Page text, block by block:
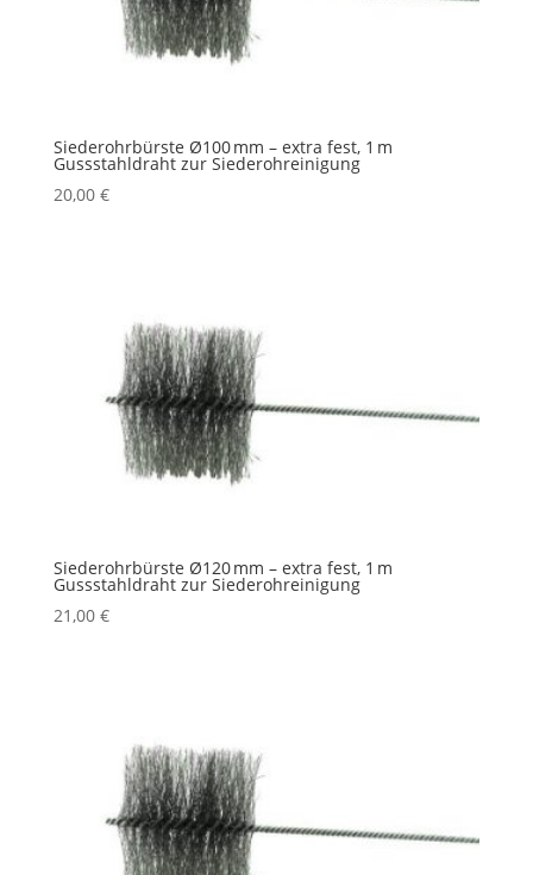
Siederohrbürste Ø100 mm – extra fest, 1 m
Gussstahldraht zur Siederohreinigung
20,00 €
Siederohrbürste Ø120 mm – extra fest, 1 m
Gussstahldraht zur Siederohreinigung
21,00 €